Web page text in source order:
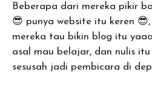
Beberapa dari mereka pikir
😎 punya website itu keren
mereka tau bikin blog itu
asal mau belajar, dan nulis
sesusah jadi pembicara di